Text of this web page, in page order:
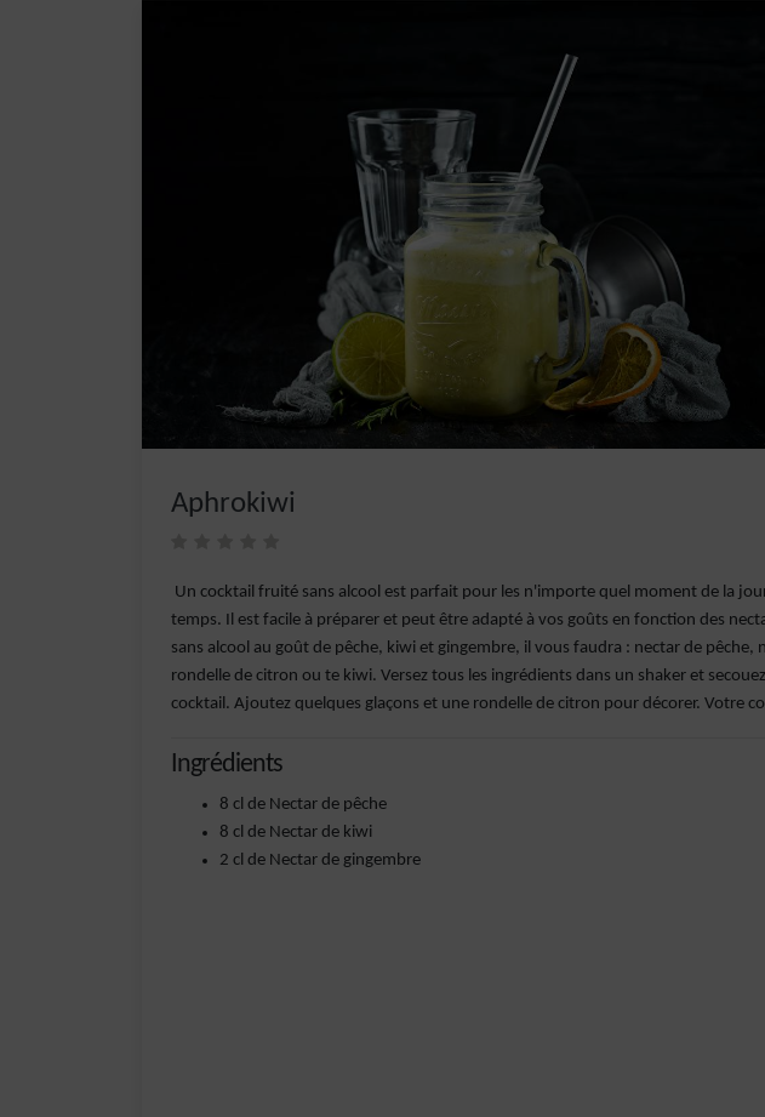
Aphrokiwi
Un cocktail fruité sans alcool est parfait pour les n'importe quel moment de la
temps. Il est facile à préparer et peut être adapté à vos goûts en fonction des
sans alcool au goût de pêche, kiwi et gingembre, il vous faudra : nectar de
rondelle de citron ou te kiwi. Versez tous les ingrédients dans un shaker et
cocktail. Ajoutez quelques glaçons et une rondelle de citron pour décorer. Votre
Ingrédients
8 cl de Nectar de pêche
8 cl de Nectar de kiwi
2 cl de Nectar de gingembre